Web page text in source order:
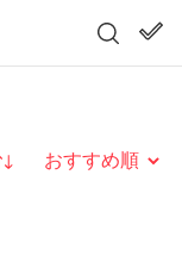
び替え